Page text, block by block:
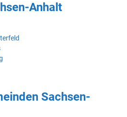
Anhalt
Sachsen-